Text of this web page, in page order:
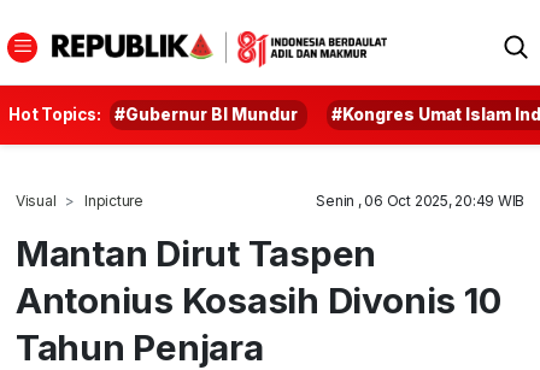
Hot Topics: #Gubernur BI Mundur #Kongres Umat Islam
Visual Inpicture Senin , 06 Oct 2025, 20:49 WIB
Mantan Dirut Taspen
Antonius Kosasih Divonis 10
Tahun Penjara